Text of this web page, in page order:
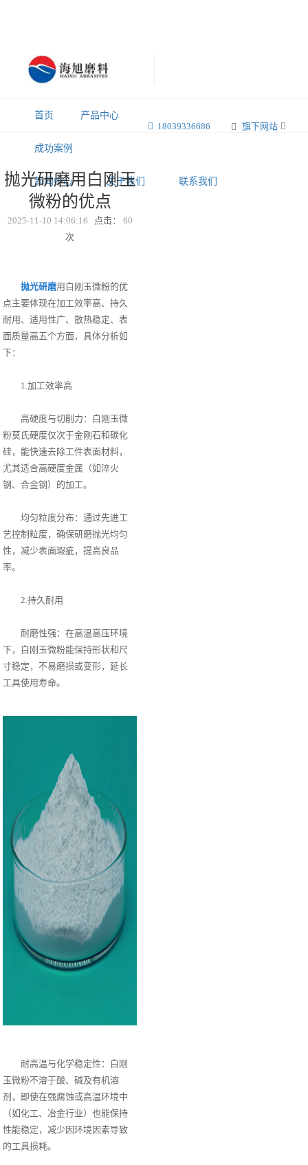
旗下网站
18039336686
首页 产品中心
成功案例
新闻中心 关于我们 联系我们
抛光研磨用白刚玉
微粉的优点
2025-11-10 14:06:16 点击： 60
次
抛光研磨用白刚玉微粉的优
点主要体现在加工效率高、持久
耐用、适用性广、散热稳定、表
面质量高五个方面，具体分析如
下：
1.加工效率高
高硬度与切削力：白刚玉微
粉莫氏硬度仅次于金刚石和碳化
硅，能快速去除工件表面材料，
尤其适合高硬度金属（如淬火
钢、合金钢）的加工。
均匀粒度分布：通过先进工
艺控制粒度，确保研磨抛光均匀
性，减少表面瑕疵，提高良品
率。
2.持久耐用
耐磨性强：在高温高压环境
下，白刚玉微粉能保持形状和尺
寸稳定，不易磨损或变形，延长
工具使用寿命。
耐高温与化学稳定性：白刚
玉微粉不溶于酸、碱及有机溶
剂，即使在强腐蚀或高温环境中
（如化工、冶金行业）也能保持
性能稳定，减少因环境因素导致
的工具损耗。